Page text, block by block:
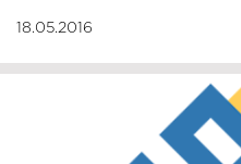
18.05.2016